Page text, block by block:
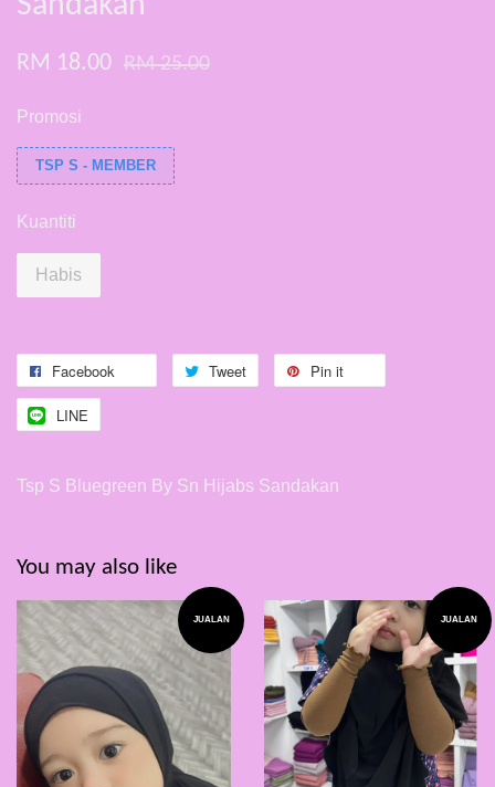
RM 18.00 RM 25.00
Promosi
TSP S - MEMBER
Kuantiti
Habis
Facebook Tweet Pin it
LINE
Tsp S Bluegreen By Sn Hijabs Sandakan
You may also like
JUALAN JUALAN